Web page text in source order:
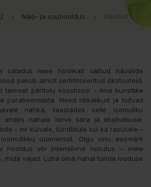
Näo- ja suuhooldus Näoõlid
saladus meie hoolikalt valitud näoõlide
pakub ainult sertifitseeritud ökotooteid,
taimset päritolu koostisosi – ilma kunstlike
parabeenideta. Need rikkalikud ja toitvad
nahka, taastades selle loomuliku
andes nahale terve sära ja elujõulisuse.
– nii kuivale, tundlikule kui ka rasusele –
uuenemist. Olgu sinu eesmärk
hooldus või intensiivne niisutus – meie
mida vajad. Luba oma nahal tunda looduse